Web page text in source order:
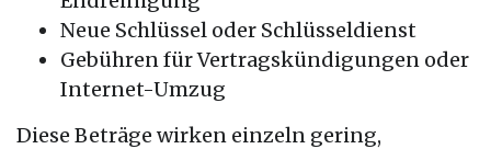
Neue Schlüssel oder Schlüsseldienst
Gebühren für Vertragskündigungen oder
Internet-Umzug
Diese Beträge wirken einzeln gering,